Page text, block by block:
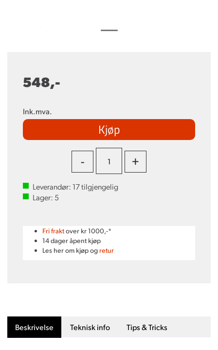
548,-
Ink.mva.
Kjøp
- +
Leverandør:17tilgjengelig
Lager: 5
Fri fraktover kr 1000,-*
14 dager åpent kjøp
Les her om kjøp og retur
Beskrivelse Teknisk info Tips & Tricks